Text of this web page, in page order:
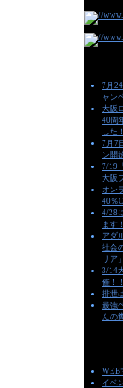
7月
ャン
大阪
40周
した！
7月7
ン開
7/19
大阪
オン
40％
4/28
ます
アダ
社会
リア」
3/14
催！！
排泄
最強
んの
WEB
イベ